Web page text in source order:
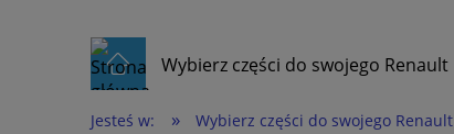
Wybierz części do swojego Renault
Jesteś w: » Wybierz części do swojego Renault